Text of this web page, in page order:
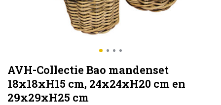
AVH-Collectie Bao mandenset
18x18xH15 cm, 24x24xH20 cm en
29x29xH25 cm